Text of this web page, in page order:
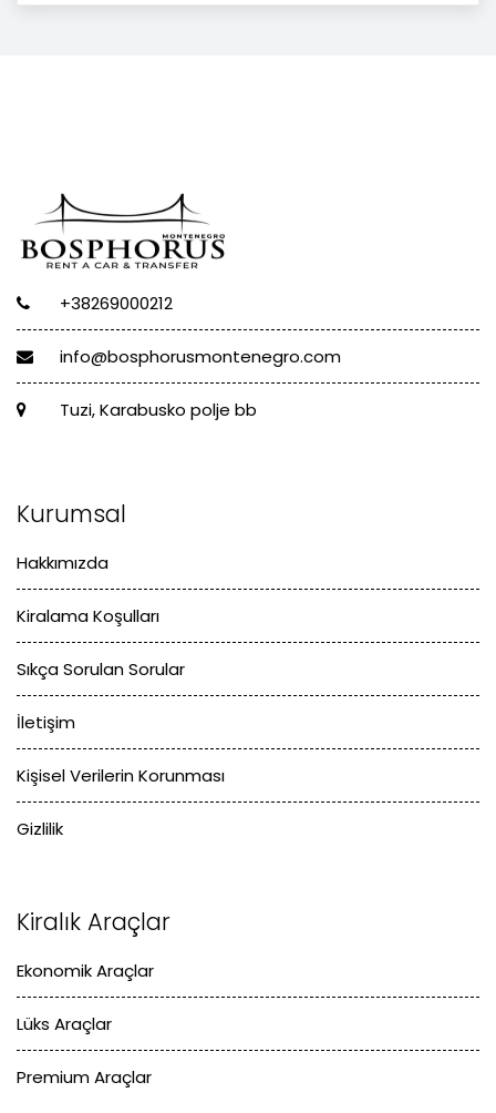
+38269000212
info@bosphorusmontenegro.com
Tuzi, Karabusko polje bb
Kurumsal
Hakkımızda
Kiralama Koşulları
Sıkça Sorulan Sorular
İletişim
Kişisel Verilerin Korunması
Gizlilik
Kiralık Araçlar
Ekonomik Araçlar
Lüks Araçlar
Premium Araçlar